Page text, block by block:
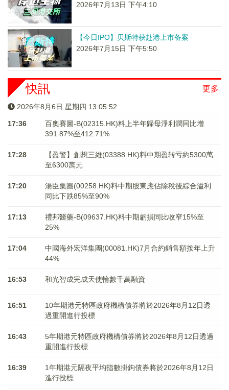
2026年7月13日 下午4:10
【今日IPO】贝斯特获赴港上市备案
2026年7月15日 下午5:50
更多
快訊
2026年8月6日 星期四 13:05:52
17:36
百奧賽圖-B(02315.HK)料上半年歸母淨利潤同比增
391.87%至412.71%
17:28
【盈警】創想三維(03388.HK)料中期盈转亏約5300萬
至6300萬元
17:20
湯臣集團(00258.HK)料中期股東應佔除稅後綜合溢利
同比下跌85%至90%
17:13
禮邦醫藥-B(09637.HK)料中期虧損同比收窄15%至
25%
17:04
中國海外宏洋集團(00081.HK)7月合約銷售額按年上升
44%
16:53 和光智成完成天使輪數千萬融資
16:51
10年期港元特區政府機構債券將於2026年8月12日透
過重開進行投標
16:43
5年期港元特區政府機構債券將於2026年8月12日透過
重開進行投標
16:39
1年期港元隔夜平均指數掛鉤債券將於2026年8月12日
進行投標